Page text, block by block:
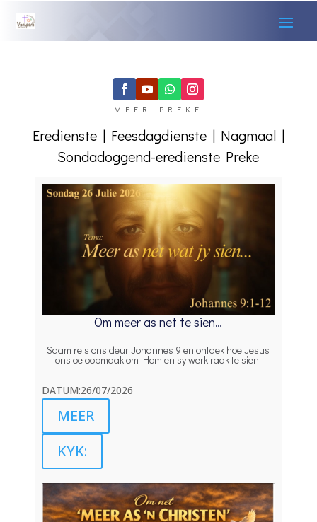
MEER PREKE
Eredienste| Feesdagdienste| Nagmaal|
Sondadoggend-eredienste Preke
Om meer as net te sien…
Saam reis ons deur Johannes 9 en ontdek hoe Jesus
ons oë oopmaak om Hom en sy werk raak te sien.
DATUM:26/07/2026
MEER
KYK: